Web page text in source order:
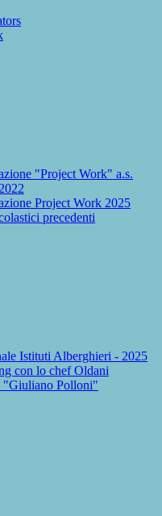
"Project Work" a.s.
Project Work 2025
precedenti
Istituti Alberghieri - 2025
con lo chef Oldani
"Giuliano Polloni"